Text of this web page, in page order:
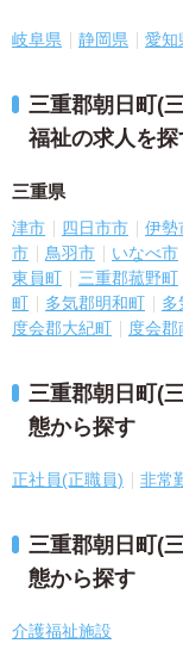
岐阜県 静岡県 愛知
三重郡朝日町(
福祉の求人を探
三重県
津市 四日市市 伊勢
市
鳥羽市 いなべ市
東員町
三重郡菰野町
町
多気郡明和町 多
度会郡大紀町
度会
三重郡朝日町(
態から探す
正社員(正職員) 非常
三重郡朝日町(
態から探す
介護福祉施設